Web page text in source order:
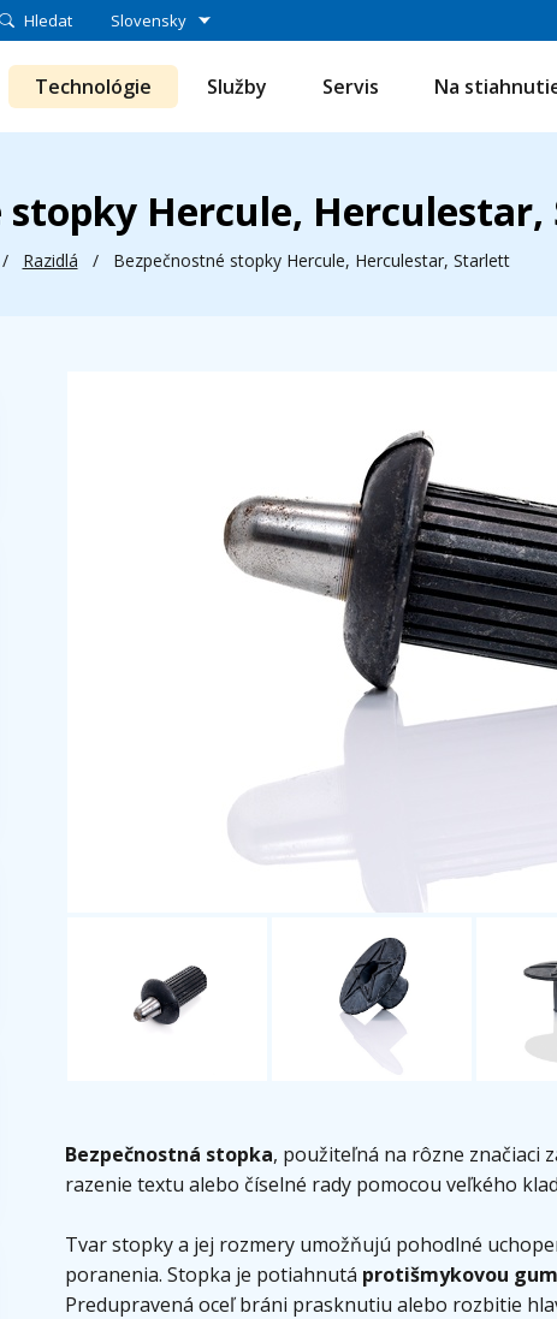
Hledat Slovensky
Technológie Služby Servis Na
stopky Hercule,
/ Razidlá / Bezpečnostné stopky Hercule, Herculestar, Starlett
Bezpečnostná stopka, použiteľná na rôzne značiaci
razenie textu alebo číselné rady pomocou veľkého
Tvar stopky a jej rozmery umožňujú pohodlné
poranenia. Stopka je potiahnutá protišmykovou
Predupravená oceľ bráni prasknutiu alebo rozbitie